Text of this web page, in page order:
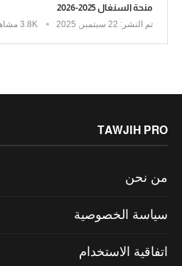
منحة السنغال 2025-2026
تم النشر: 3.8K مشاهدات
TAWJIH PRO
من نحن
سياسة الخصوصية
اتفاقية الاستخدام